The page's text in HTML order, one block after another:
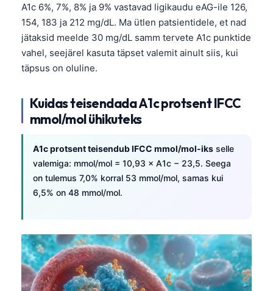
A1c 6%, 7%, 8% ja 9% vastavad ligikaudu eAG-ile 126,
154, 183 ja 212 mg/dL. Ma ütlen patsientidele, et nad
jätaksid meelde 30 mg/dL samm tervete A1c punktide
vahel, seejärel kasuta täpset valemit ainult siis, kui
täpsus on oluline.
Kuidas teisendada A1c protsent IFCC
mmol/mol ühikuteks
A1c protsent teisendub IFCC mmol/mol-iks selle
valemiga: mmol/mol = 10,93 × A1c − 23,5. Seega
on tulemus 7,0% korral 53 mmol/mol, samas kui
6,5% on 48 mmol/mol.